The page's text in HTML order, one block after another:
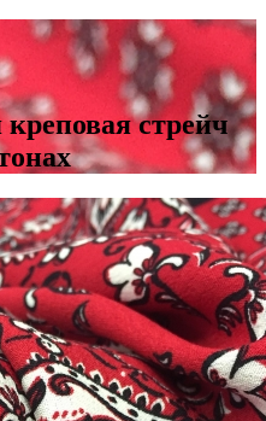
стрейч